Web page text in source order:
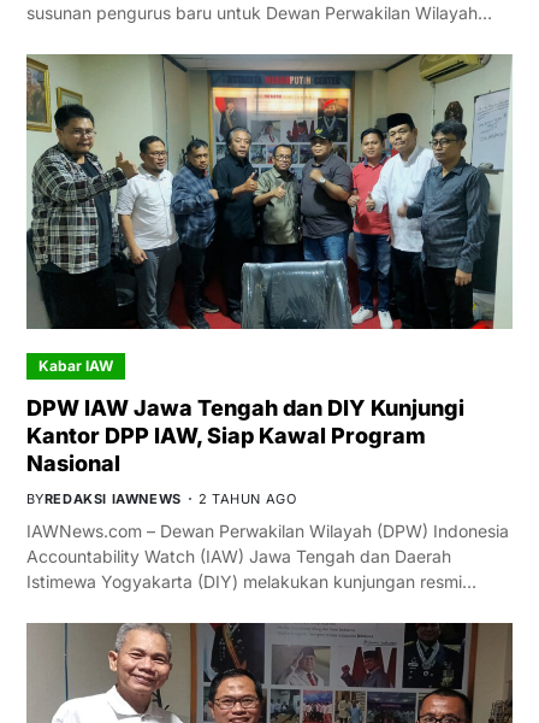
susunan pengurus baru untuk Dewan Perwakilan Wilayah…
Kabar IAW
DPW IAW Jawa Tengah dan DIY Kunjungi
Kantor DPP IAW, Siap Kawal Program
Nasional
BYREDAKSI IAWNEWS 2 TAHUN AGO
IAWNews.com – Dewan Perwakilan Wilayah (DPW) Indonesia
Accountability Watch (IAW) Jawa Tengah dan Daerah
Istimewa Yogyakarta (DIY) melakukan kunjungan resmi…